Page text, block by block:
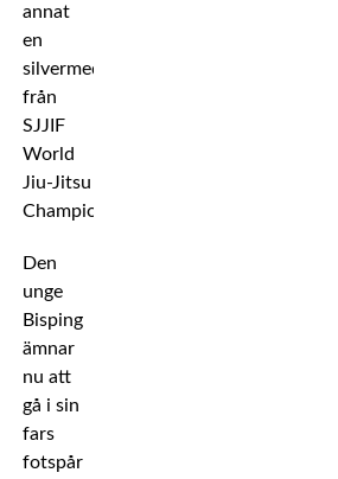
annat
en
silvermedalj
från
SJJIF
World
Jiu-Jitsu
Championship.
Den
unge
Bisping
ämnar
nu att
gå i sin
fars
fotspår